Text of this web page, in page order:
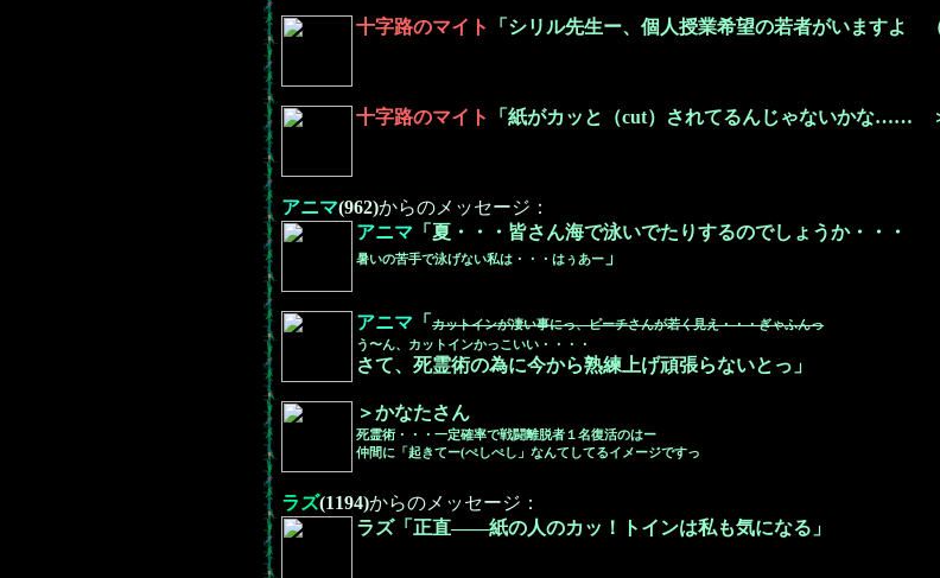
十字路のマイト 「シリル先生ー、個人授業希望の若者がいますよ
十字路のマイト 「紙がカッと（cut）されてるんじゃないかな……
アニマ(962)からのメッセージ：
アニマ 「夏・・・皆さん海で泳いでたりするのでしょうか・・・
暑いの苦手で泳げない私は・・・はぅあー 」
アニマ 「 カットインが凄い事にっ、ピーチさんが若く見え・・・ぎゃふんっ
う〜ん、カットインかっこいい・・・・
さて、死霊術の為に今から熟練上げ頑張らないとっ」
＞かなたさん
死霊術・・・一定確率で戦闘離脱者１名復活のはー
仲間に「起きてー(ぺしぺし」なんてしてるイメージですっ
ラズ(1194)からのメッセージ：
ラズ「正直――紙の人のカッ！トインは私も気になる」